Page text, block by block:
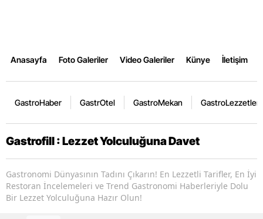
Anasayfa Foto Galeriler Video Galeriler Künye İletişim
GastroHaber GastrOtel GastroMekan GastroLezzetler
Gastrofill : Lezzet Yolculuğuna Davet
Gastronomi Dünyasının Tadını Çıkarın! En Lezzetli Tarifler, En İyi
Restoran İncelemeleri ve Trend Gastronomi Haberleriyle Dolu
Bir Lezzet Yolculuğuna Hazır Olun!